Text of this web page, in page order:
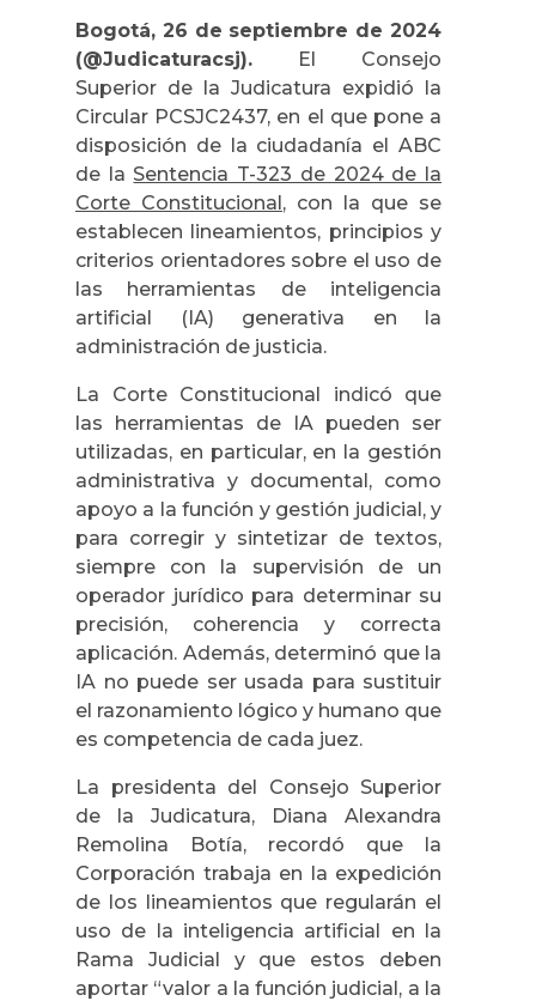
Bogotá, 26 de septiembre de 2024
(@Judicaturacsj). El Consejo
Superior de la Judicatura expidió la
Circular PCSJC2437, en el que pone a
disposición de la ciudadanía el ABC
de la Sentencia T-323 de 2024 de la
Corte Constitucional, con la que se
establecen lineamientos, principios y
criterios orientadores sobre el uso de
las herramientas de inteligencia
artificial (IA) generativa en la
administración de justicia.
La Corte Constitucional indicó que
las herramientas de IA pueden ser
utilizadas, en particular, en la gestión
administrativa y documental, como
apoyo a la función y gestión judicial, y
para corregir y sintetizar de textos,
siempre con la supervisión de un
operador jurídico para determinar su
precisión, coherencia y correcta
aplicación. Además, determinó que la
IA no puede ser usada para sustituir
el razonamiento lógico y humano que
es competencia de cada juez.
La presidenta del Consejo Superior
de la Judicatura, Diana Alexandra
Remolina Botía, recordó que la
Corporación trabaja en la expedición
de los lineamientos que regularán el
uso de la inteligencia artificial en la
Rama Judicial y que estos deben
aportar “valor a la función judicial, a la